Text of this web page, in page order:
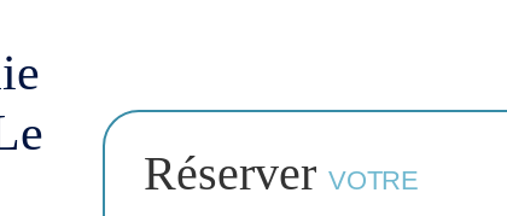
Réserver VOTRE